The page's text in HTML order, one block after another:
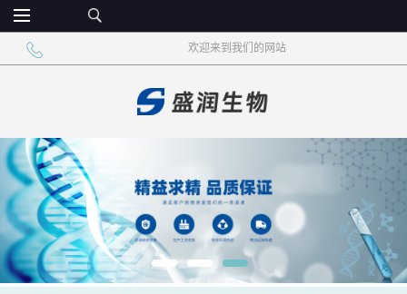
欢迎来到我们的网站